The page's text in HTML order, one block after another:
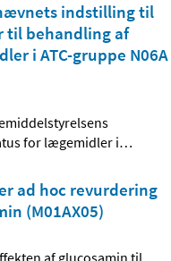
indstilling til
til behandling af
i ATC-gruppe N06A
for lægemidler i…
ad hoc revurdering
(M01AX05)